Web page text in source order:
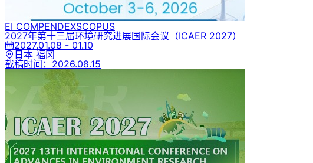
EI COMPENDEXSCOPUS
2027年第十三届环境研究进展国际会议 （ICAER 2027）
2027.01.08 - 01.10
日本 福冈
截稿时间： 2026.08.15